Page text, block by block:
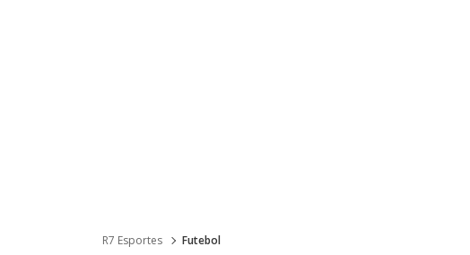
R7 Esportes Futebol